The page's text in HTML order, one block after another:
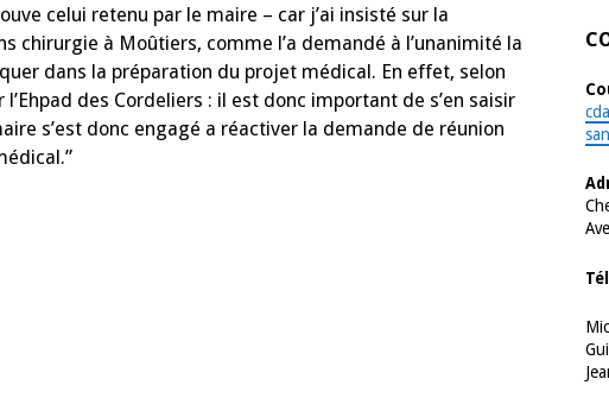
celui retenu par le maire – car j’ai insisté sur la
chirurgie à Moûtiers, comme l’a demandé à l’unanimité la
dans la préparation du projet médical. En effet, selon
des Cordeliers : il est donc important de s’en saisir
s’est donc engagé a réactiver la demande de réunion